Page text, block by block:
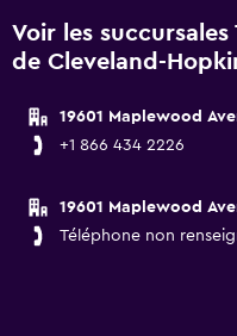
Voir les
de Cleveland-
19601 Maplewood
+1 866 434 2226
19601 Maplewood
Téléphone non